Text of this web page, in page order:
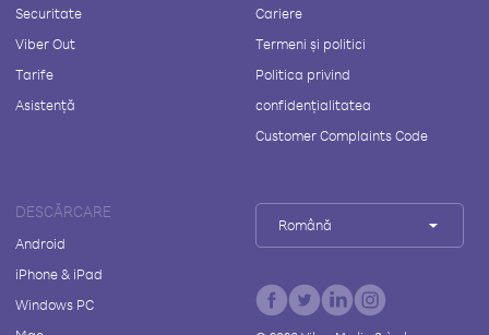
Securitate
Viber Out
Tarife
Asistență
Cariere
Termeni și politici
Politica privind
confidențialitatea
Customer Complaints Code
DESCĂRCARE
Android
iPhone & iPad
Windows PC
Română